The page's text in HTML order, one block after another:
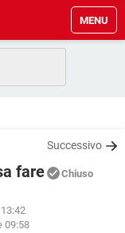
MENU
10
Successivo
fare Chiuso
09:58